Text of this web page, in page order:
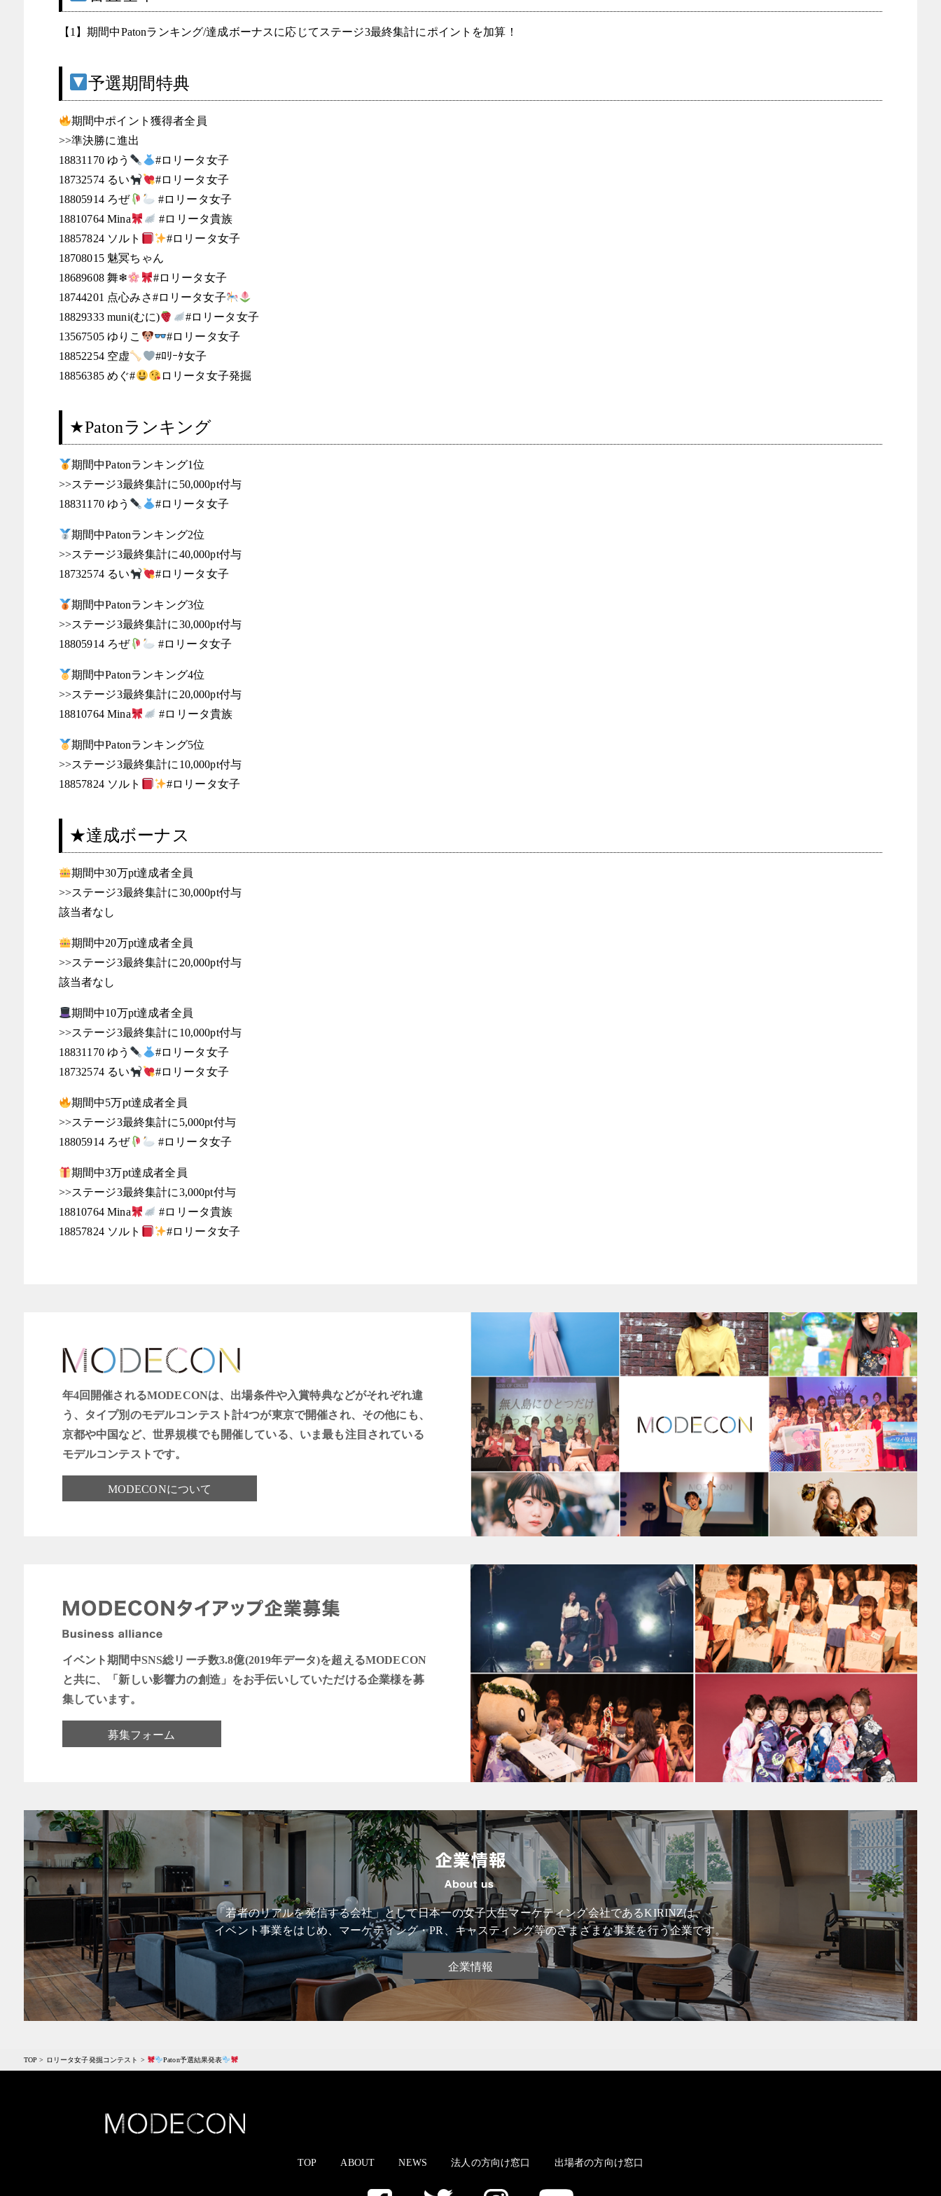
【1】期間中Patonランキング/達成ボーナスに応じてステージ3最終集計にポイントを加算！
予選期間特典
期間中ポイント獲得者全員
>>準決勝に進出
18831170 ゆう
#ロリータ女子
18732574 るい
#ロリータ女子
18805914 ろぜ
#ロリータ女子
18810764 Mina
#ロリータ貴族
18857824 ソルト
#ロリータ女子
18708015 魅冥ちゃん
18689608 舞❄
#ロリータ女子
18744201 点心みさ#ロリータ女子
18829333 muni(むに)
‪#ロリータ女子
13567505 ゆりこ
#ロリータ女子
18852254 空虚
#ﾛﾘｰﾀ女子
18856385 めぐ#
ロリータ女子発掘
★Patonランキング
期間中Patonランキング1位
>>ステージ3最終集計に50,000pt付与
18831170 ゆう
#ロリータ女子
期間中Patonランキング2位
>>ステージ3最終集計に40,000pt付与
18732574 るい
#ロリータ女子
期間中Patonランキング3位
>>ステージ3最終集計に30,000pt付与
18805914 ろぜ
#ロリータ女子
期間中Patonランキング4位
>>ステージ3最終集計に20,000pt付与
18810764 Mina
#ロリータ貴族
期間中Patonランキング5位
>>ステージ3最終集計に10,000pt付与
18857824 ソルト
#ロリータ女子
★達成ボーナス
期間中30万pt達成者全員
>>ステージ3最終集計に30,000pt付与
該当者なし
期間中20万pt達成者全員
>>ステージ3最終集計に20,000pt付与
該当者なし
期間中10万pt達成者全員
>>ステージ3最終集計に10,000pt付与
18831170 ゆう
#ロリータ女子
18732574 るい
#ロリータ女子
期間中5万pt達成者全員
>>ステージ3最終集計に5,000pt付与
18805914 ろぜ
#ロリータ女子
期間中3万pt達成者全員
>>ステージ3最終集計に3,000pt付与
18810764 Mina
#ロリータ貴族
18857824 ソルト
#ロリータ女子
年4回開催されるMODECONは、出場条件や入賞特典などがそれぞれ違
う、タイプ別のモデルコンテスト計4つが東京で開催され、その他にも、
京都や中国など、世界規模でも開催している、いま最も注目されている
モデルコンテストです。
MODECONについて
イベント期間中SNS総リーチ数3.8億(2019年データ)を超えるMODECON
と共に、「新しい影響力の創造」をお手伝いしていただける企業様を募
集しています。
募集フォーム
「若者のリアルを発信する会社」として日本一の女子大生マーケティング会社であるKIRINZは、
イベント事業をはじめ、マーケティング・PR、キャスティング等のさまざまな事業を行う企業です。
企業情報
TOP > ロリータ女子発掘コンテスト > Paton予選結果発表
TOP ABOUT NEWS 法人の方向け窓口 出場者の方向け窓口